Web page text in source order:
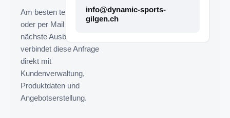
Am besten telefonisch
oder per Mail melden. Die
nächste Ausbaustufe
verbindet diese Anfrage
direkt mit
Kundenverwaltung,
Produktdaten und
Angebotserstellung.
info@dynamic-sports-
gilgen.ch